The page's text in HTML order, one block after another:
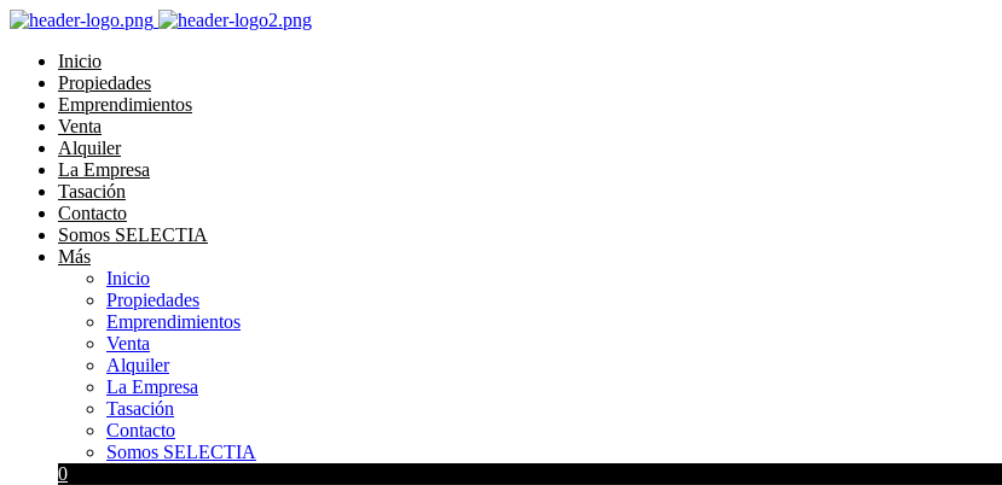
Inicio
Propiedades
Emprendimientos
Venta
Alquiler
La Empresa
Tasación
Contacto
Somos SELECTIA
Más
Inicio
Propiedades
Emprendimientos
Venta
Alquiler
La Empresa
Tasación
Contacto
Somos SELECTIA
0